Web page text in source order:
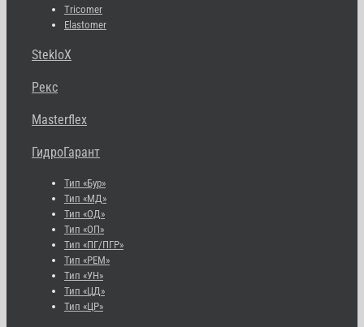
Tricomer
Elastomer
StekloX
Рекс
Masterflex
ГидроГарант
Тип «Бур»
Тип «МД»
Тип «ОД»
Тип «ОП»
Тип «ПГ/ПГР»
Тип «РЕМ»
Тип «УН»
Тип «ЦД»
Тип «ЦР»